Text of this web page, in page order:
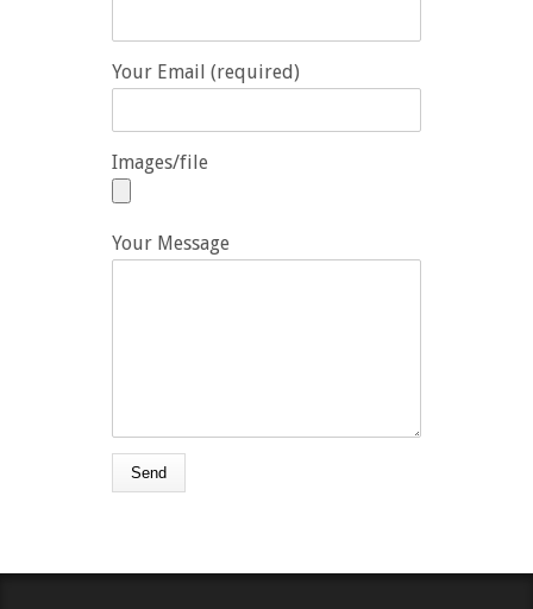
Your Email (required)
Images/file
Your Message